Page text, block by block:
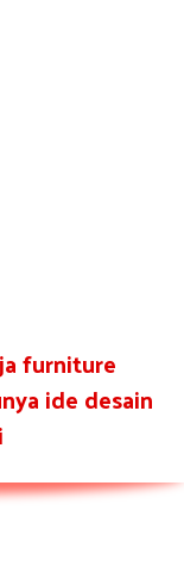
furniture
ide desain